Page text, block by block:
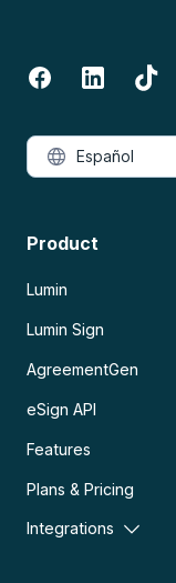
Product
Lumin
Lumin Sign
AgreementGen
eSign API
Features
Plans & Pricing
Integrations
Español